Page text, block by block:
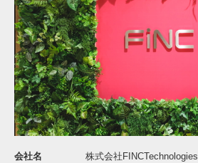
会社名
株式会社FINCTechnologies